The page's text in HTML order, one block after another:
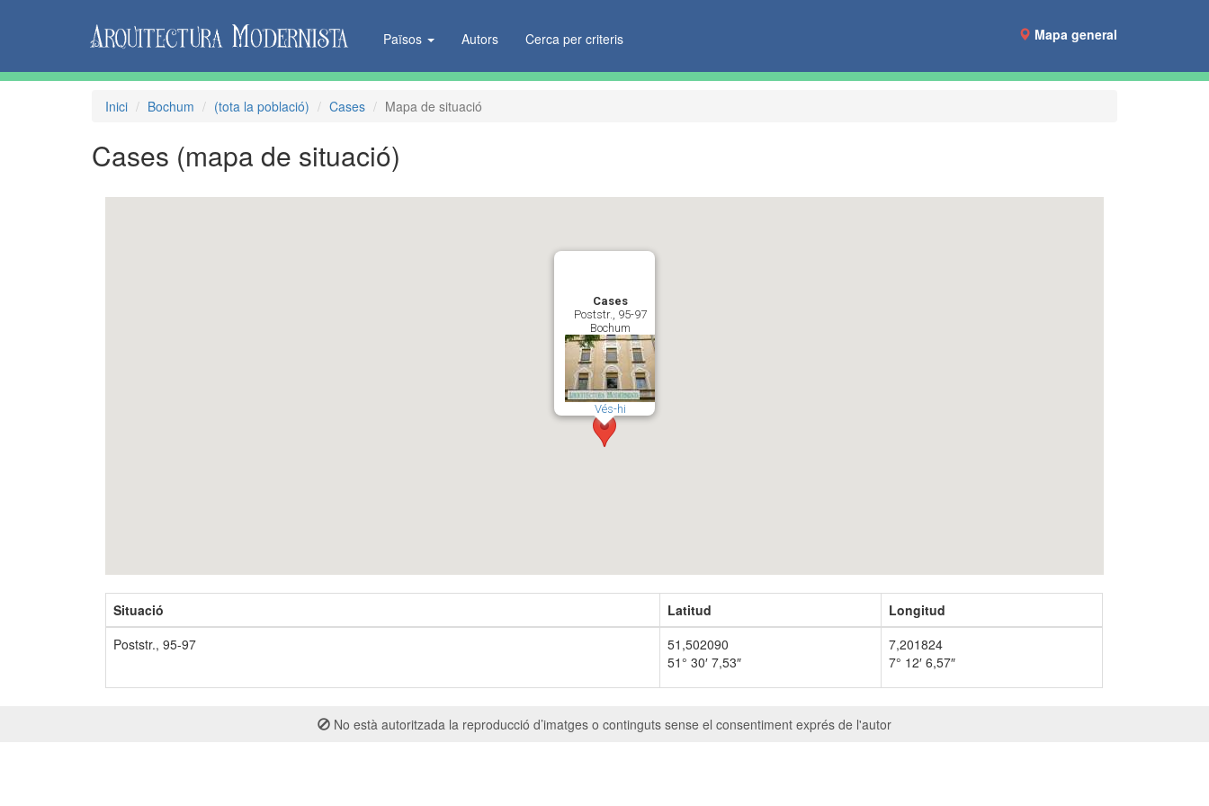
Països Autors Cerca per criteris Mapa general
Inici Bochum (tota la població) Cases Mapa de situació
Cases (mapa de situació)
Cases
Poststr., 95-97
Bochum
Vés-hi
Situació Latitud
Longitud
Poststr., 95-97
51,502090
51° 30′ 7,53″
7,201824
7° 12′ 6,57″
No està autoritzada la reproducció d’imatges o continguts sense el consentiment exprés de l'autor